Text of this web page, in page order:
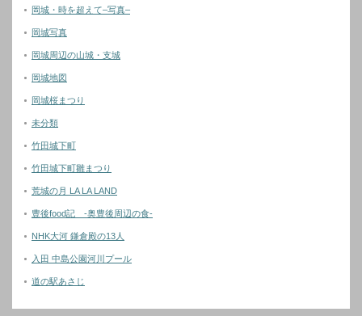
岡城・時を超えて–写真–
岡城写真
岡城周辺の山城・支城
岡城地図
岡城桜まつり
未分類
竹田城下町
竹田城下町雛まつり
荒城の月 LA LA LAND
豊後food記 -奥豊後周辺の食-
NHK大河 鎌倉殿の13人
入田 中島公園河川プール
道の駅あさじ